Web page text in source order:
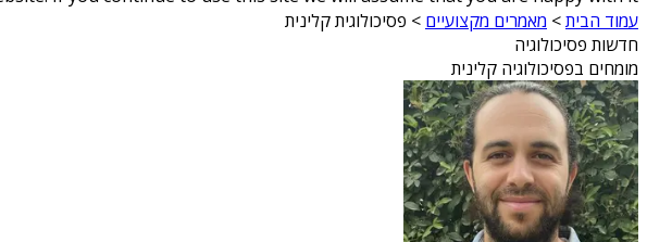
עמוד הבית> מאמרים מקצועיים > פסיכולוגית קלינית
חדשות פסיכולוגיה
מומחים בפסיכולוגיה קלינית